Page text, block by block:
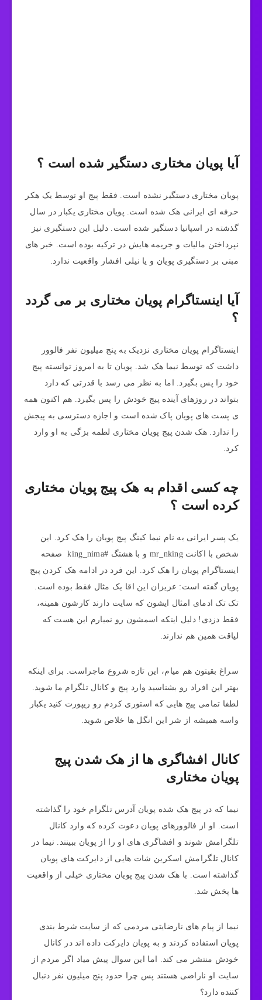
آیا پویان مختاری دستگیر شده است ؟
پویان مختاری دستگیر نشده است. فقط پیج او توسط یک هکر
حرفه ای ایرانی هک شده است. پویان مختاری یکبار در سال
گذشته در اسپانیا دستگیر شده است. دلیل این دستگیری نیز
نپرداختن مالیات و جریمه هایش در ترکیه بوده است. خبر های
مبنی بر دستگیری پویان و یا نیلی افشار واقعیت ندارد.
آیا اینستاگرام پویان مختاری بر می گردد
؟
اینستاگرام پویان مختاری نزدیک به پنج میلیون نفر فالوور
داشت که توسط نیما هک شد. پویان تا به امروز توانسته پیج
خود را پس بگیرد. اما به نظر می رسد با قدرتی که دارد
بتواند در روزهای آینده پیج خودش را پس بگیرد. هم اکنون همه
ی پست های پویان پاک شده است و اجازه دسترسی به پیجش
را ندارد. هک شدن پیج پویان مختاری لطمه بزگی به او وارد
کرد.
چه کسی اقدام به هک پیج پویان مختاری
کرده است ؟
یک پسر ایرانی به نام نیما کینگ پیج پویان را هک کرد. این
شخص با اکانت mr_nking و با هشتگ #king_nima صفحه
اینستاگرام پویان را هک کرد. این فرد در ادامه هک کردن پیج
پویان گفته است: عزیزان این اقا یک مثال فقط بوده است.
تک تک ادمای امثال ایشون که سایت دارند کارشون همینه،
فقط دزدی! دلیل اینکه اسمشون رو نمیارم این هست که
لیاقت همین هم ندارند.
سراغ بقیتون هم میام، این تازه شروع ماجراست. برای اینکه
بهتر این افراد رو بشناسید وارد پیج و کانال تلگرام ما شوید.
لطفا تمامی پیج هایی که استوری کردم رو‌ ریپورت کنید یکبار
واسه همیشه از شر این انگل ها خلاص شوید.
کانال افشاگری ها از هک شدن پیج
پویان مختاری
نیما که در پیج هک شده پویان آدرس تلگرام خود را گذاشته
است. او از فالوورهای پویان دعوت کرده که وارد کانال
تلگرامش شوند و افشاگری های او را از پویان ببینند. نیما در
کانال تلگرامش اسکرین شات هایی از دایرکت های پویان
گذاشته است. با هک شدن پیج پویان مختاری خیلی از واقعیت
ها پخش شد.
نیما از پیام های نارضایتی مردمی که از سایت شرط بندی
پویان استفاده کردند و به پویان دایرکت داده اند در کانال
خودش منتشر می کند. اما این سوال پیش میاد اگر مردم از
سایت او ناراضی هستند پس چرا حدود پنج میلیون نفر دنبال
کننده دارد؟